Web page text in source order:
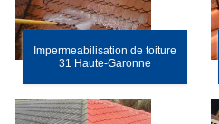
Impermeabilisation de toiture
31 Haute-Garonne